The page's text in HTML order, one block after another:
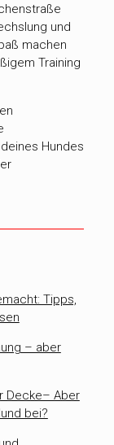
und
machen
Training
Hundes
Tipps,
– aber
Decke– Aber
bei?